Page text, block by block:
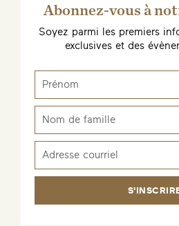
Abonnez-vous à
Soyez parmi les premiers
exclusives et des